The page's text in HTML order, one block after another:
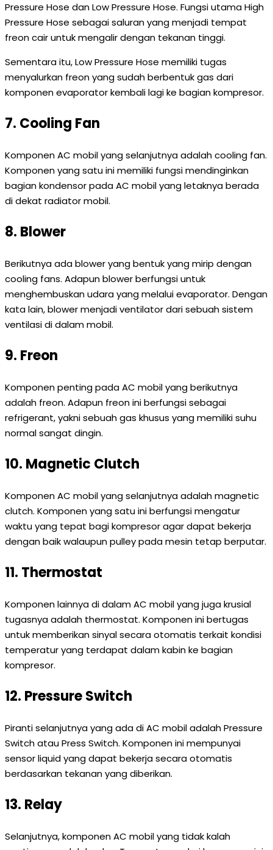
Pressure Hose dan Low Pressure Hose. Fungsi utama High
Pressure Hose sebagai saluran yang menjadi tempat
freon cair untuk mengalir dengan tekanan tinggi.
Sementara itu, Low Pressure Hose memiliki tugas
menyalurkan freon yang sudah berbentuk gas dari
komponen evaporator kembali lagi ke bagian kompresor.
7. Cooling Fan
Komponen AC mobil yang selanjutnya adalah cooling fan.
Komponen yang satu ini memiliki fungsi mendinginkan
bagian kondensor pada AC mobil yang letaknya berada
di dekat radiator mobil.
8. Blower
Berikutnya ada blower yang bentuk yang mirip dengan
cooling fans. Adapun blower berfungsi untuk
menghembuskan udara yang melalui evaporator. Dengan
kata lain, blower menjadi ventilator dari sebuah sistem
ventilasi di dalam mobil.
9. Freon
Komponen penting pada AC mobil yang berikutnya
adalah freon. Adapun freon ini berfungsi sebagai
refrigerant, yakni sebuah gas khusus yang memiliki suhu
normal sangat dingin.
10. Magnetic Clutch
Komponen AC mobil yang selanjutnya adalah magnetic
clutch. Komponen yang satu ini berfungsi mengatur
waktu yang tepat bagi kompresor agar dapat bekerja
dengan baik walaupun pulley pada mesin tetap berputar.
11. Thermostat
Komponen lainnya di dalam AC mobil yang juga krusial
tugasnya adalah thermostat. Komponen ini bertugas
untuk memberikan sinyal secara otomatis terkait kondisi
temperatur yang terdapat dalam kabin ke bagian
kompresor.
12. Pressure Switch
Piranti selanjutnya yang ada di AC mobil adalah Pressure
Switch atau Press Switch. Komponen ini mempunyai
sensor liquid yang dapat bekerja secara otomatis
berdasarkan tekanan yang diberikan.
13. Relay
Selanjutnya, komponen AC mobil yang tidak kalah